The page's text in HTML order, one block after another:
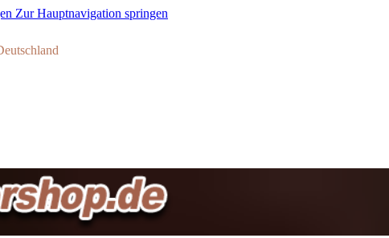
Zur Hauptnavigation springen